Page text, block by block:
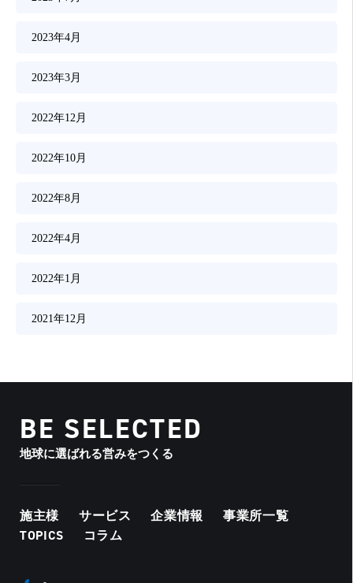
2023年4月
2023年3月
2022年12月
2022年10月
2022年8月
2022年4月
2022年1月
2021年12月
BE SELECTED
地球に選ばれる営みをつくる
施主様 サービス 企業情報
事業所一覧
TOPICS
コラム